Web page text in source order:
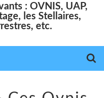
: OVNIS, UAP,
les Stellaires,
etc.